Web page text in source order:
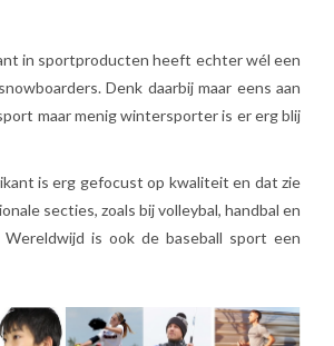
in sportproducten heeft echter wél een
Denk daarbij maar eens aan
maar menig wintersporter is er erg blij
is erg gefocust op kwaliteit en dat zie
secties, zoals bij volleybal, handbal en
is ook de baseball sport een